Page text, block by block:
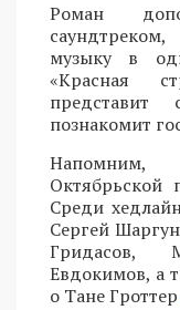
Роман
музыку в
«Красная
познакомит
Напомним,
Октябрьской
Среди
Сергей
Гридасов,
Евдокимов, а
о Тане